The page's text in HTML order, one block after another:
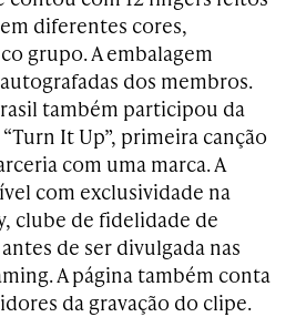
diferentes cores,
grupo. A embalagem
dos membros.
também participou da
It Up”, primeira canção
com uma marca. A
com exclusividade na
clube de fidelidade de
de ser divulgada nas
A página também conta
da gravação do clipe.